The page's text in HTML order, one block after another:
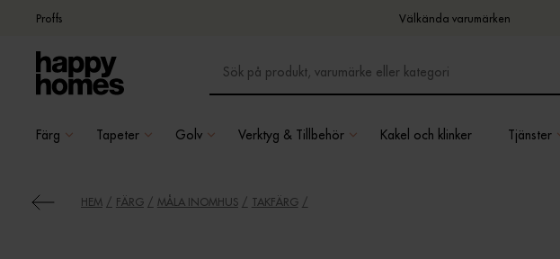
Proffs Välkända varumärken
Färg Tapeter Golv Verktyg & Tillbehör Kakel och klinker Tjänster
HEM FÄRG MÅLA INOMHUS TAKFÄRG